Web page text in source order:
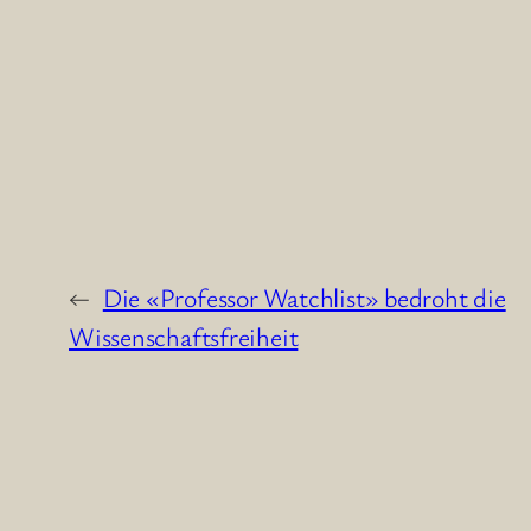
← Die «Professor Watchlist» bedroht die
Wissenschaftsfreiheit